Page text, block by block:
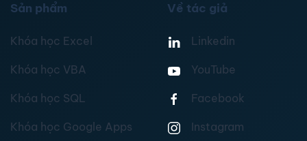
Sản phẩm
Khóa học Excel
Khóa học VBA
Khóa học SQL
Khóa học Google Apps
Về tác giả
Linkedin
YouTube
Facebook
Instagram